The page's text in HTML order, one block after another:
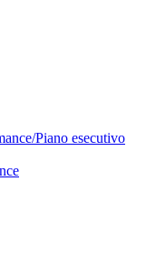
Piano esecutivo